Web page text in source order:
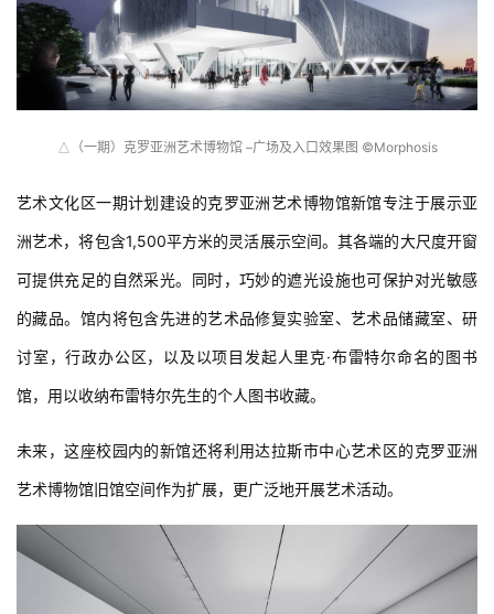
△ （一期）克罗亚洲艺术博物馆 –广场及入口效果图 ©Morphosis
艺术文化区一期计划建设的克罗亚洲艺术博物馆新馆专注于展示亚
洲艺术，将包含1,500平方米的灵活展示空间。其各端的大尺度开窗
可提供充足的自然采光。同时，巧妙的遮光设施也可保护对光敏感
的藏品。馆内将包含先进的艺术品修复实验室、艺术品储藏室、研
讨室，行政办公区，以及以项目发起人里克·布雷特尔命名的图书
馆，用以收纳布雷特尔先生的个人图书收藏。
未来，这座校园内的新馆还将利用达拉斯市中心艺术区的克罗亚洲
艺术博物馆旧馆空间作为扩展，更广泛地开展艺术活动。